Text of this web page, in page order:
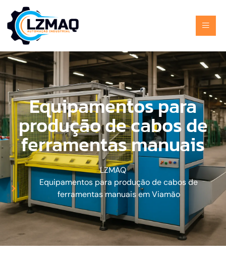
Equipamentos para
produção de cabos de
ferramentas manuais
LZMAQ
Equipamentos para produção de cabos de
ferramentas manuais em Viamão